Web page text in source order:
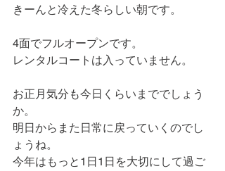
きーんと冷えた冬らしい朝です。
4面でフルオープンです。
レンタルコートは入っていません。
お正月気分も今日くらいまででしょう
か。
明日からまた日常に戻っていくのでし
ょうね。
今年はもっと1日1日を大切にして過ご